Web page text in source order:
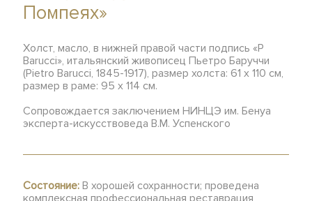
Помпеях»
Холст, масло, в нижней правой части подпись «P
Barucci», итальянский живописец Пьетро Баруччи
(Pietro Barucci, 1845-1917), размер холста: 61 х 110 см,
размер в раме: 95 х 114 см.
Сопровождается заключением НИНЦЭ им. Бенуа
эксперта-искусствоведа В.М. Успенского
Состояние: В хорошей сохранности; проведена
комплексная профессиональная реставрация